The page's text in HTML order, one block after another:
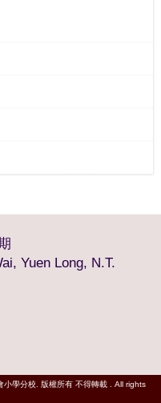
Yuen Long, N.T.
學分校. 版權所有 不得轉載 . All rights